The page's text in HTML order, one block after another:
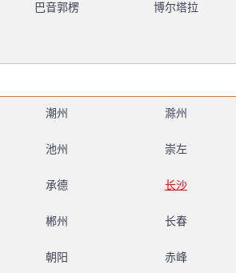
巴音郭楞 博尔塔拉
潮州 滁州
池州 崇左
承德 长沙
郴州 长春
朝阳 赤峰